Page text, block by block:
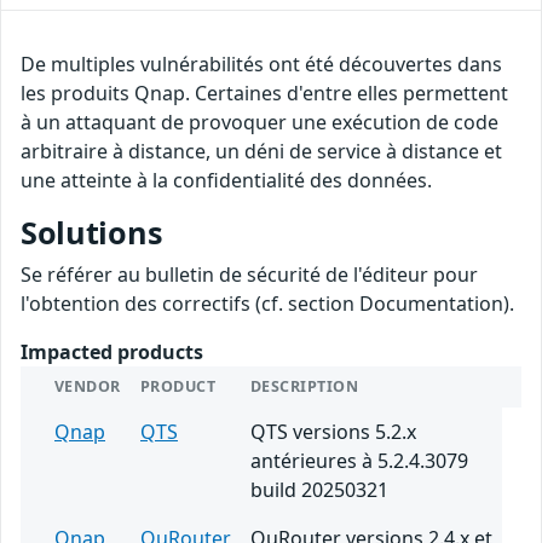
De multiples vulnérabilités ont été découvertes dans
les produits Qnap. Certaines d'entre elles permettent
à un attaquant de provoquer une exécution de code
arbitraire à distance, un déni de service à distance et
une atteinte à la confidentialité des données.
Solutions
Se référer au bulletin de sécurité de l'éditeur pour
l'obtention des correctifs (cf. section Documentation).
Impacted products
VENDOR PRODUCT DESCRIPTION
Qnap QTS
QTS versions 5.2.x
antérieures à 5.2.4.3079
build 20250321